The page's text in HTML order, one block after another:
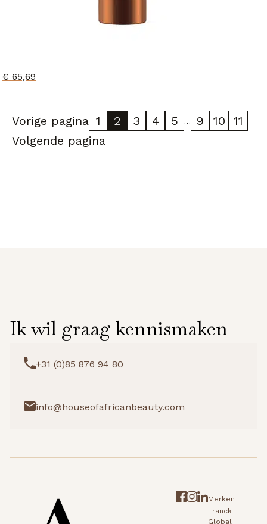
€ 65,69
Vorige pagina 1 2 3 4 5 … 9 10
11
Volgende pagina
Ik wil graag kennismaken
+31 (0)85 876 94 80
info@houseofafricanbeauty.com
Merken
Franck
Global